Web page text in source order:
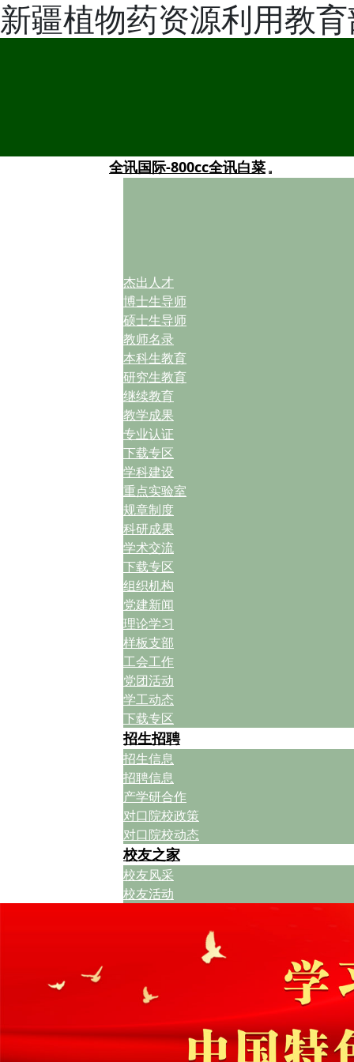
新疆植物药资源利用教
全讯国际-800cc全讯白菜
杰出人才
博士生导师
硕士生导师
教师名录
本科生教育
研究生教育
继续教育
教学成果
专业认证
下载专区
学科建设
重点实验室
规章制度
科研成果
学术交流
下载专区
组织机构
党建新闻
理论学习
样板支部
工会工作
党团活动
学工动态
下载专区
招生招聘
招生信息
招聘信息
产学研合作
对口院校政策
对口院校动态
校友之家
校友风采
校友活动